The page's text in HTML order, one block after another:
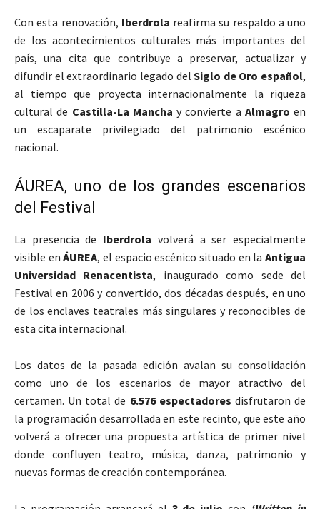
Con esta renovación, Iberdrola reafirma su respaldo a uno
de los acontecimientos culturales más importantes del
país, una cita que contribuye a preservar, actualizar y
difundir el extraordinario legado delSiglo de Oro español,
al tiempo que proyecta internacionalmente la riqueza
cultural de Castilla-La Mancha y convierte a Almagro en
un escaparate privilegiado del patrimonio escénico
nacional.
ÁUREA, uno de los grandes escenarios
del Festival
La presencia de Iberdrola volverá a ser especialmente
visible enÁUREA, el espacio escénico situado en laAntigua
Universidad Renacentista, inaugurado como sede del
Festival en 2006 y convertido, dos décadas después, en uno
de los enclaves teatrales más singulares y reconocibles de
esta cita internacional.
Los datos de la pasada edición avalan su consolidación
como uno de los escenarios de mayor atractivo del
certamen. Un total de 6.576 espectadores disfrutaron de
la programación desarrollada en este recinto, que este año
volverá a ofrecer una propuesta artística de primer nivel
donde confluyen teatro, música, danza, patrimonio y
nuevas formas de creación contemporánea.